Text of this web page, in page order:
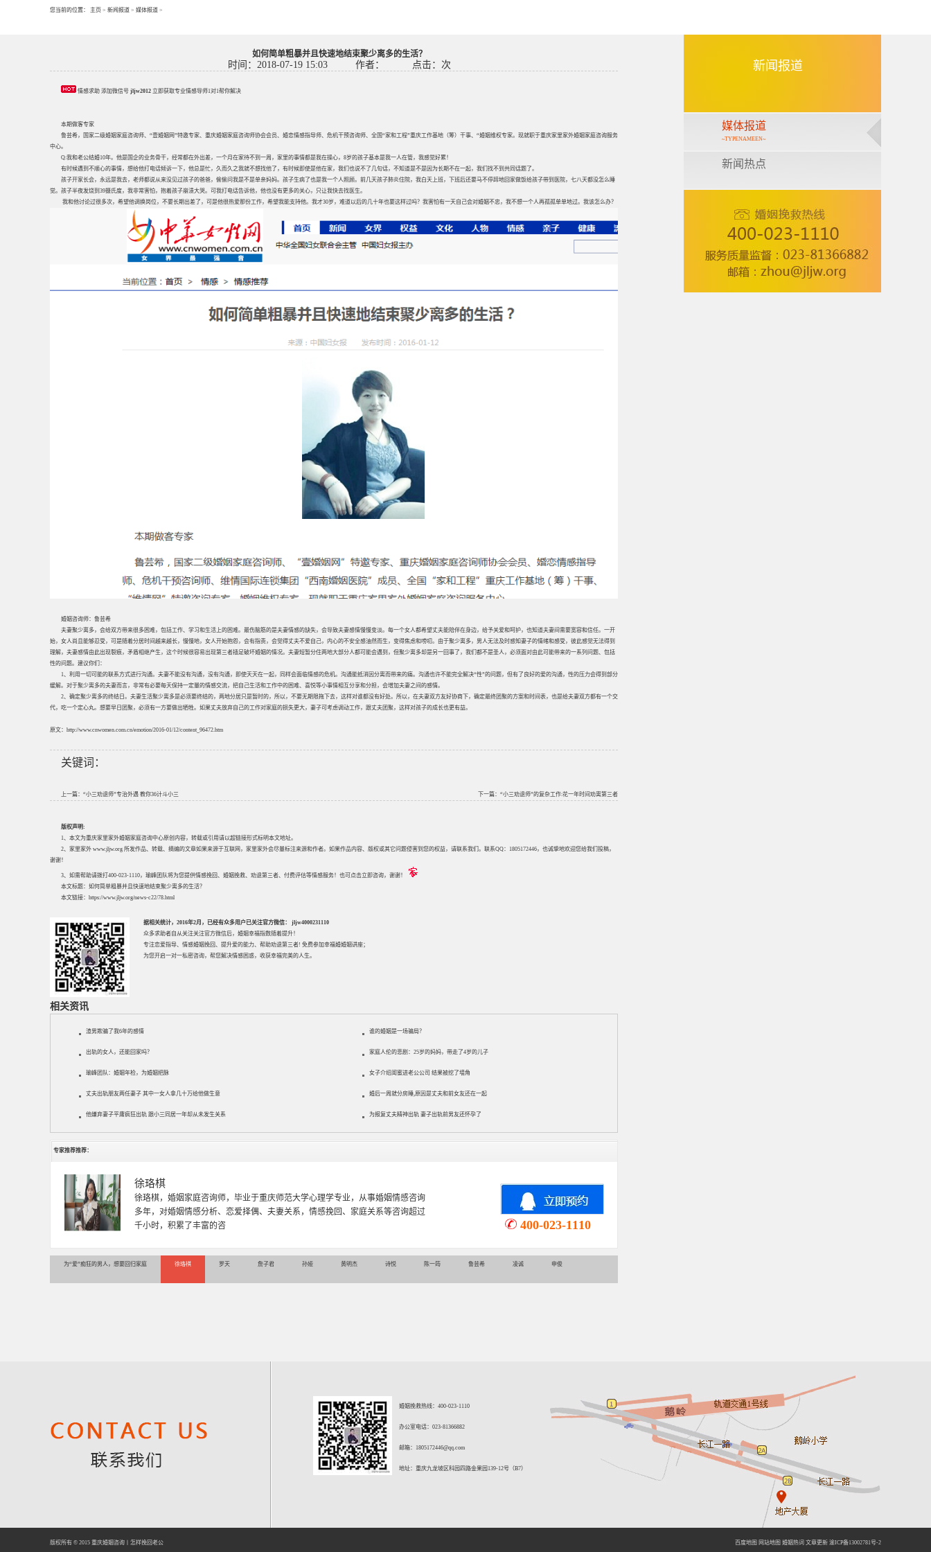
您当前的位置： 主页 > 新闻报道 > 媒体报道 >
如何简单粗暴并且快速地结束聚少离多的生活？
时间：2018-07-19 15:03 作者： 点击： 次
情感求助 添加微信号 jljw2012 立即获取专业情感导师1对1帮你解决
本期做客专家
鲁芸希，国家二级婚姻家庭咨询师、“壹婚姻网”特邀专家、重庆婚姻家庭咨询师协会会员、婚恋情感指导师、危机干预咨询师、全国“家和工程”重庆工作基地（筹）干事、“婚姻维权专家。现就职于重庆家里家外婚姻家庭咨询服务
中心。
Q:我和老公结婚10年。他是国企的业务骨干，经常都在外出差，一个月在家待不到一周，家里的事情都是我在操心，8岁的孩子基本是我一人在管，我感觉好累！
有时候遇到不顺心的事情，想给他打电话倾诉一下，他总是忙，久而久之我就不想找他了，有时候即使是他在家，我们也说不了几句话，不知道是不是因为长期不在一起，我们找不到共同话题了。
孩子开家长会，永远是我去，老师都说从来没见过孩子的爸爸，偷偷问我是不是单亲妈妈。孩子生病了也是我一个人照顾。前几天孩子肺炎住院，我白天上班，下班后还要马不停蹄地回家做饭给孩子带到医院，七八天都没怎么睡
觉。孩子半夜发烧到39摄氏度，我非常害怕，抱着孩子崩溃大哭。可我打电话告诉他，他也没有更多的关心，只让我快去找医生。
我和他讨论过很多次，希望他调换岗位，不要长期出差了，可是他很热爱那份工作，希望我能支持他。我才30岁，难道以后的几十年也要这样过吗？我害怕有一天自己会对婚姻不忠，我不想一个人再孤孤单单地过。我该怎么办？
婚姻咨询师：鲁芸希
夫妻聚少离多，会给双方带来很多困难，包括工作、学习和生活上的困难。最伤脑筋的是夫妻情感的缺失，会导致夫妻感情慢慢变淡。每一个女人都希望丈夫能陪伴在身边，给予关爱和呵护，也知道夫妻间需要宽容和信任。一开
始，女人尚且能够忍受，可是随着分居时间越来越长，慢慢地，女人开始抱怨，会有指责，会觉得丈夫不爱自己，内心的不安全感油然而生，变得焦虑和唠叨。由于聚少离多，男人无法及时感知妻子的情绪和感受，彼此感觉无法得到
理解，夫妻感情由此出现裂痕，矛盾相继产生，这个时候很容易出现第三者插足破坏婚姻的情况。夫妻短暂分住两地大部分人都可能会遇到，但聚少离多却是另一回事了，我们都不是圣人，必须面对由此可能带来的一系列问题、包括
性的问题。建议你们：
1、利用一切可能的联系方式进行沟通。夫妻不能没有沟通，没有沟通，即使天天在一起，同样会面临情感的危机。沟通能抵消因分离而带来的痛。沟通也许不能完全解决“性”的问题，但有了良好的爱的沟通，性的压力会得到部分
缓解。对于聚少离多的夫妻而言，非常有必要每天保持一定量的情感交流，把自己生活和工作中的困难、喜悦等小事情相互分享和分担，会增加夫妻之间的感情。
2、确定聚少离多的终结日。夫妻生活聚少离多是必须要终结的，两地分居只是暂时的，所以，不要无期限拖下去，这样对谁都没有好处。所以，在夫妻双方友好协商下，确定最终团聚的方案和时间表，也是给夫妻双方都有一个交
代，吃一个定心丸。想要早日团聚，必须有一方要做出牺牲。如果丈夫放弃自己的工作对家庭的损失更大，妻子可考虑调动工作，跟丈夫团聚，这样对孩子的成长也更有益。
原文：http://www.cnwomen.com.cn/emotion/2016-01/12/content_96472.htm
关键词：
上一篇： “小三劝退师”专治外遇 教你36计斗小三 下一篇： “小三劝退师”的复杂工作:花一年时间劝离第三者
版权声明:
1、本文为重庆家里家外婚姻家庭咨询中心原创内容，转载或引用请以超链接形式标明本文地址。
2、家里家外 www.jljw.org 所发作品、转载、摘编的文章如果来源于互联网，家里家外会尽量标注来源和作者。如果作品内容、版权或其它问题侵害到您的权益，请联系我们。联系QQ：1805172446，也诚挚地欢迎您给我们投稿，
谢谢！
3、如需帮助请拨打400-023-1110，瑜峰团队将为您提供情感挽回、婚姻挽救、劝退第三者、付费评估等情感服务！也可点击立即咨询，谢谢！
本文标题： 如何简单粗暴并且快速地结束聚少离多的生活？
本文链接： https://www.jljw.org/news-c22/78.html
据相关统计，2016年2月，已经有众多用户已关注官方微信： jljw4000231110
众多求助者自从关注关注官方微信后，婚姻幸福指数随着提升！
专注恋爱指导、 情感婚姻挽回 、提升爱的能力、帮助劝退第三者! 免费参加幸福婚婚姻讲座；
为您开启一对一私密咨询，帮您解决情感困惑，收获幸福完美的人生。
相关资讯
渣男欺骗了我6年的感情 谁的婚姻是一场骗局？
出轨的女人，还能回家吗？ 家庭人伦的悲剧：25岁的妈妈，带走了4岁的儿子
瑜峰团队：婚姻年检，为婚姻把脉 女子介绍闺蜜进老公公司 结果被挖了墙角
丈夫出轨朋友两任妻子 其中一女人拿几十万给他做生意 婚后一周就分房睡,原因是丈夫和前女友还在一起
他嫌弃妻子平庸疯狂出轨 跟小三同居一年却从未发生关系 为报复丈夫精神出轨 妻子出轨前男友还怀孕了
专家推荐推荐：
徐珞棋
徐珞棋，婚姻家庭咨询师，毕业于重庆师范大学心理学专业，从事婚姻情感咨询
多年，对婚姻情感分析、恋爱择偶、夫妻关系，情感挽回、家庭关系等咨询超过
千小时，积累了丰富的咨
400-023-1110
为“爱”痴狂的男人，想要回归家庭 徐珞棋 罗天 詹子君 孙娅 黄明杰 诗悦 陈一筠 鲁芸希 凌诚 申俊
新闻报道
媒体报道
~TYPENAMEEN~
新闻热点
婚姻挽救热线：400-023-1110
办公室电话：023-81366882
邮箱： 1805172446@qq.com
地址：重庆九龙坡区科园四路金果园139-12号（B7）
版权所有 © 2015 重庆婚姻咨询 怎样挽回老公 百度地图 网站地图 婚姻热词 文章更新 渝ICP备13002781号-2